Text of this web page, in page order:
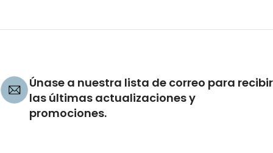
Únase a nuestra lista de correo para recibir
las últimas actualizaciones y
promociones.